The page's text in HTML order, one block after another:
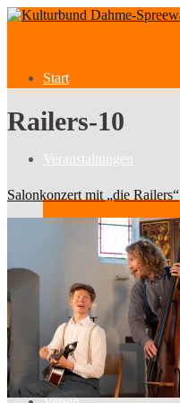
Start
Veranstaltungen
Veranstaltungen
Kategorien
Railers-10
Salonkonzert mit „die Railers“